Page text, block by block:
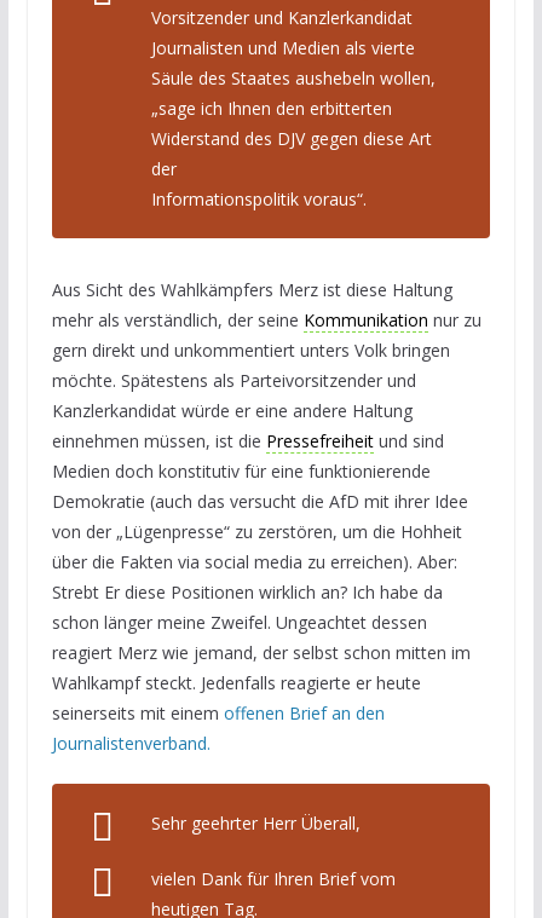
Vorsitzender und Kanzlerkandidat
Journalisten und Medien als vierte
Säule des Staates aushebeln wollen,
„sage ich Ihnen den erbitterten
Widerstand des DJV gegen diese Art
der
Informationspolitik voraus“.
Aus Sicht des Wahlkämpfers Merz ist diese Haltung
mehr als verständlich, der seine Kommunikation nur zu
gern direkt und unkommentiert unters Volk bringen
möchte. Spätestens als Parteivorsitzender und
Kanzlerkandidat würde er eine andere Haltung
einnehmen müssen, ist die Pressefreiheitund sind
Medien doch konstitutiv für eine funktionierende
Demokratie (auch das versucht die AfD mit ihrer Idee
von der „Lügenpresse“ zu zerstören, um die Hohheit
über die Fakten via social media zu erreichen). Aber:
Strebt Er diese Positionen wirklich an? Ich habe da
schon länger meine Zweifel. Ungeachtet dessen
reagiert Merz wie jemand, der selbst schon mitten im
Wahlkampf steckt. Jedenfalls reagierte er heute
seinerseits mit einem offenen Brief an den
Journalistenverband.
Sehr geehrter Herr Überall,
vielen Dank für Ihren Brief vom
heutigen Tag.